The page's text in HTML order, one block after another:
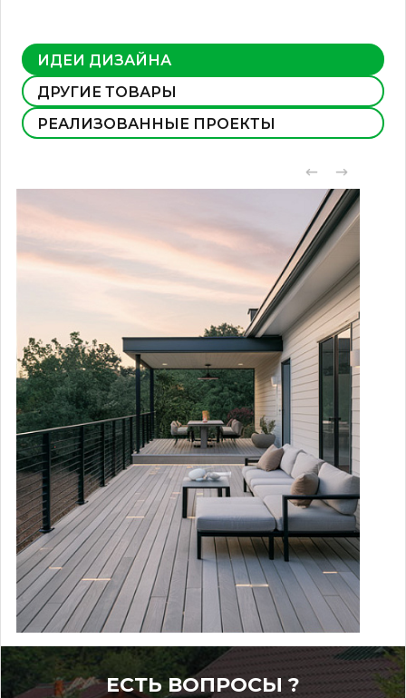
ИДЕИ ДИЗАЙНА
ДРУГИЕ ТОВАРЫ
РЕАЛИЗОВАННЫЕ ПРОЕКТЫ
ЕСТЬ ВОПРОСЫ ?